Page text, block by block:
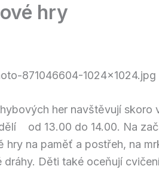
hry
her navštěvují skoro
od 13.00 do 14.00. Na
hry na paměť a postřeh, na
dráhy. Děti také oceňují